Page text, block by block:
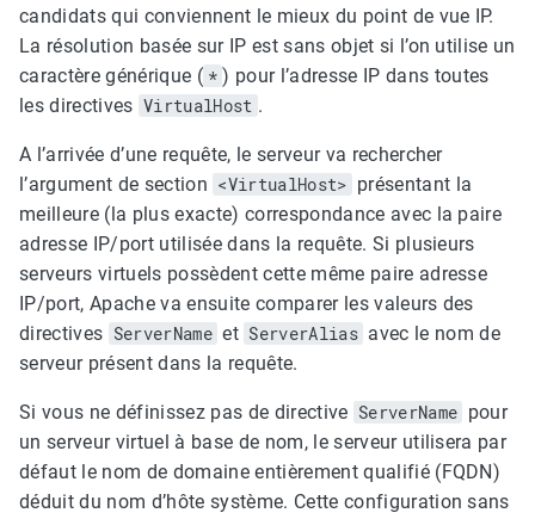
candidats qui conviennent le mieux du point de vue IP.
La résolution basée sur IP est sans objet si l’on utilise un
caractère générique ( * ) pour l’adresse IP dans toutes
les directives VirtualHost .
A l’arrivée d’une requête, le serveur va rechercher
l’argument de section <VirtualHost> présentant la
meilleure (la plus exacte) correspondance avec la paire
adresse IP/port utilisée dans la requête. Si plusieurs
serveurs virtuels possèdent cette même paire adresse
IP/port, Apache va ensuite comparer les valeurs des
directives ServerName et ServerAlias avec le nom de
serveur présent dans la requête.
Si vous ne définissez pas de directive ServerName pour
un serveur virtuel à base de nom, le serveur utilisera par
défaut le nom de domaine entièrement qualifié (FQDN)
déduit du nom d’hôte système. Cette configuration sans